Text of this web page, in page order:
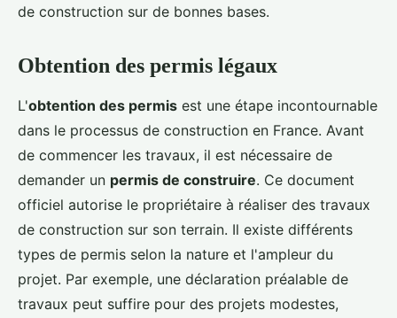
de construction sur de bonnes bases.
Obtention des permis légaux
L'obtention des permis est une étape incontournable
dans le processus de construction en France. Avant
de commencer les travaux, il est nécessaire de
demander un permis de construire. Ce document
officiel autorise le propriétaire à réaliser des travaux
de construction sur son terrain. Il existe différents
types de permis selon la nature et l'ampleur du
projet. Par exemple, une déclaration préalable de
travaux peut suffire pour des projets modestes,